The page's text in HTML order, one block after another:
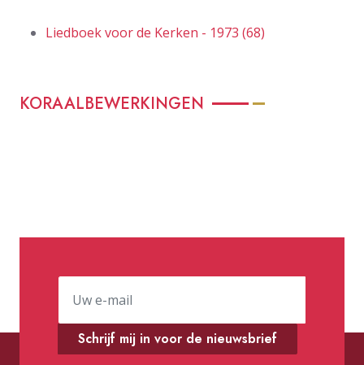
Liedboek voor de Kerken - 1973 (68)
KORAALBEWERKINGEN
Schrijf mij in voor de nieuwsbrief